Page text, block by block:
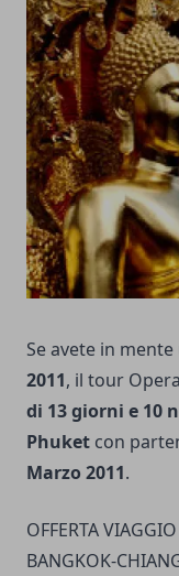
Se avete in mente
2011, il tour
di 13 giorni e 10
Phuket con
Marzo 2011.
OFFERTA
BANGKOK-